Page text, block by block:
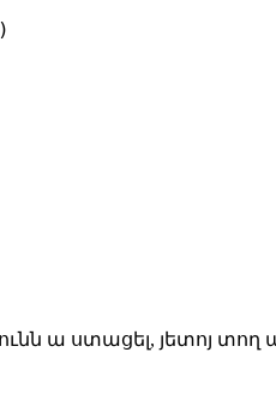
ա ստացել, յետոյ